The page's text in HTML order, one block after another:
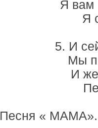
Я вам
Я
5. И
Мы
И
Песня « МАМА».